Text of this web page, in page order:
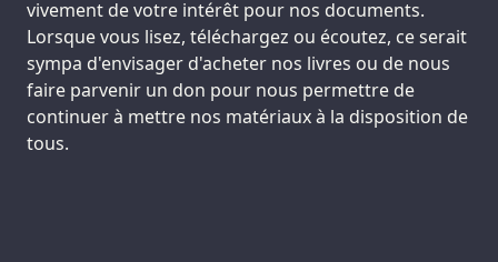
vivement de votre intérêt pour nos documents.
Lorsque vous lisez, téléchargez ou écoutez, ce serait
sympa d'envisager d'acheter nos livres ou de nous
faire parvenir un don pour nous permettre de
continuer à mettre nos matériaux à la disposition de
tous.